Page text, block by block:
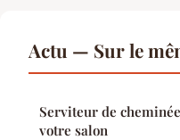
Actu — Sur le
Serviteur de
votre salon